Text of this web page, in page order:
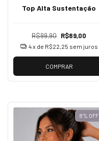
Top Alta Sustentação
R$99,90 R$89,00
4x de R$22,25 sem juros
COMPRAR
8% OFF